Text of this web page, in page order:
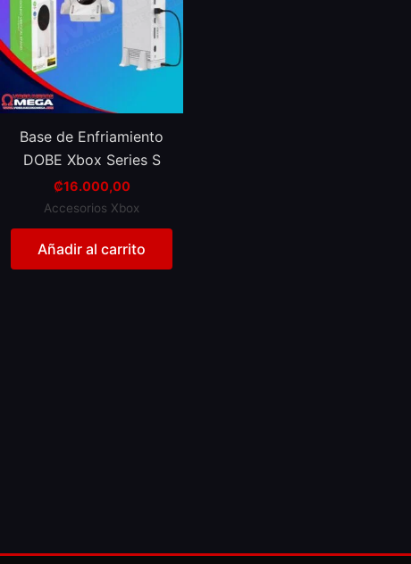
Base de Enfriamiento
DOBE Xbox Series S
₡16.000,00
Accesorios Xbox
Añadir al carrito